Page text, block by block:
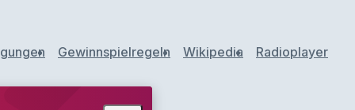
Gewinnspielregeln Wikipedia Radioplayer